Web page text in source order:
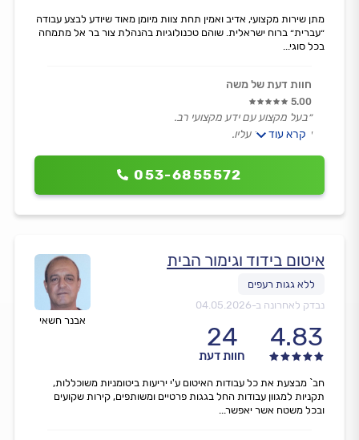
053-6855572
מתן שירות מקצועי, אדיב ואמין תחת צוות מיומן מאוד שיודע לבצע עבודה
״עברית״ ברוח ישראלית. שוהם טכנולוגיות בהנהלת צור בר אל מתמחה
בכל סוגי...
חוות דעת של משה
5.00
״בעל מקצוע עם ידע מקצועי רב.
אפשר לסמוך עליו.
קרא עוד
אבנר חשאי
איטום בידוד וגימור הבית
נבדק לאחרונה ב-04.05.2026
4.83
24
חוות דעת
חב` מבצעת את כל עבודות האיטום ע'י יריעות ביטומניות משוכללות,
תקניות למגוון עבודות החל בגגות פרטיים ומשותפים, קירות שקועים
ובכל משטח אשר יאפשר...